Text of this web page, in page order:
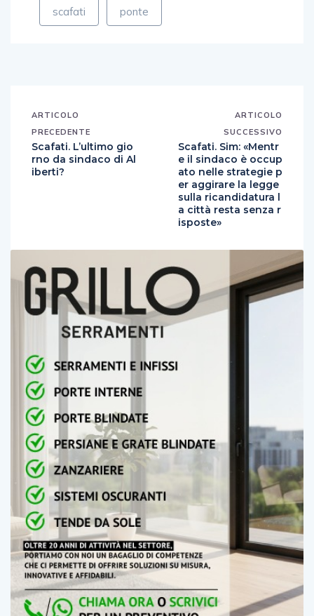
scafati ponte
ARTICOLO
PRECEDENTE
Scafati. L’ultimo gio
rno da sindaco di Al
iberti?
ARTICOLO
SUCCESSIVO
Scafati. Sim: «Mentr
e il sindaco è occup
ato nelle strategie p
er aggirare la legge
sulla ricandidatura l
a città resta senza r
isposte»